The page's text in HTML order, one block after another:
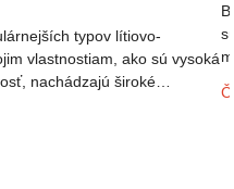
typov lítiovo-
vlastnostiam, ako sú vysoká
nachádzajú široké
delenia, označovania a
efektívnemu a bezpečnému